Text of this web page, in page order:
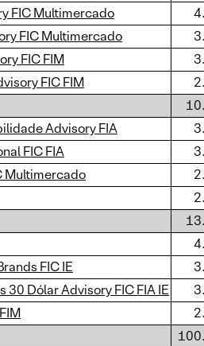
FIC Multimercado
FIC Multimercado
FIC FIM
FIC FIM
Advisory FIA
FIC FIA
Multimercado
FIC IE
Dólar Advisory FIC FIA IE